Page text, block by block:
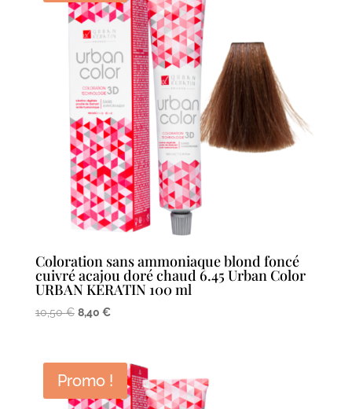
Coloration sans ammoniaque blond foncé
cuivré acajou doré chaud 6.45 Urban Color
URBAN KERATIN 100 ml
10,50€ Le
était :
10,50 €.
8,40 €Le
est :
8,40 €.
Promo !